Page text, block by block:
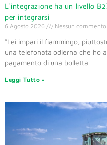
L’integrazione ha un livello
per integrarsi
6 Agosto 2026 Nessun commento
“Lei impari il fiammingo,
una telefonata odierna che ho
pagamento di una bolletta
Leggi Tutto »